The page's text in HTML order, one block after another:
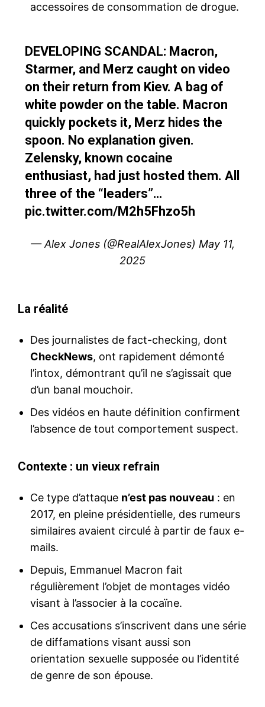
accessoires de consommation de drogue.
DEVELOPING SCANDAL: Macron,
Starmer, and Merz caught on video
on their return from Kiev. A bag of
white powder on the table. Macron
quickly pockets it, Merz hides the
spoon. No explanation given.
Zelensky, known cocaine
enthusiast, had just hosted them. All
three of the “leaders”…
pic.twitter.com/M2h5Fhzo5h
— Alex Jones (@RealAlexJones) May 11,
2025
La réalité
Des journalistes de fact-checking, dont
CheckNews, ont rapidement démonté
l’intox, démontrant qu’il ne s’agissait que
d’un banal mouchoir.
Des vidéos en haute définition confirment
l’absence de tout comportement suspect.
Contexte : un vieux refrain
Ce type d’attaque n’est pas nouveau : en
2017, en pleine présidentielle, des rumeurs
similaires avaient circulé à partir de faux e-
mails.
Depuis, Emmanuel Macron fait
régulièrement l’objet de montages vidéo
visant à l’associer à la cocaïne.
Ces accusations s’inscrivent dans une série
de diffamations visant aussi son
orientation sexuelle supposée ou l’identité
de genre de son épouse.